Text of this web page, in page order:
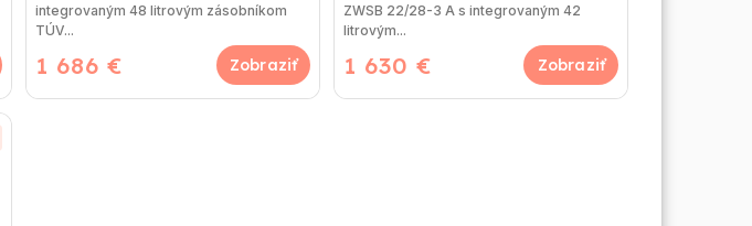
1 686 €
integrovaným 48 litrovým zásobníkom
TÚV...
1 630 €
ZWSB 22/28-3 A s integrovaným 42
litrovým...